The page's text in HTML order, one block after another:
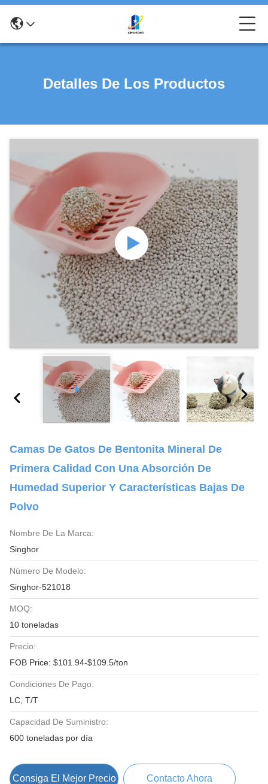
Detalles De Los Productos
Camas De Gatos De Bentonita Mineral De
Primera Calidad Con Una Absorción De
Humedad Superior Y Características Bajas De
Polvo
Nombre De La Marca:
Singhor
Número De Modelo:
Singhor-521018
MOQ:
10 toneladas
Precio:
FOB Price: $101.94-$109.5/ton
Condiciones De Pago:
LC, T/T
Capacidad De Suministro:
600 toneladas por día
Consiga El Mejor Precio Contacto Ahora